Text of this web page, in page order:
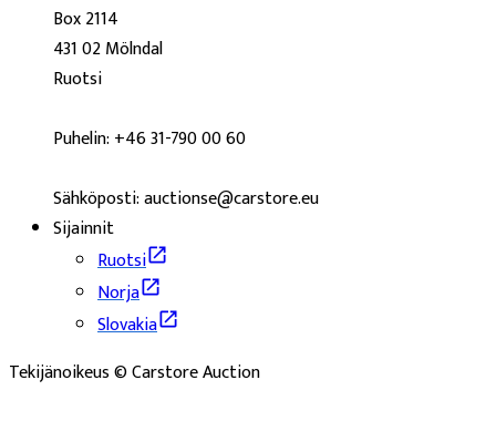
Box 2114
431 02 Mölndal
Ruotsi
Puhelin: +46 31-790 00 60
Sähköposti: auctionse@carstore.eu
Sijainnit
Ruotsi
Norja
Slovakia
Tekijänoikeus © Carstore Auction